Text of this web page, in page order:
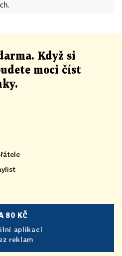
Když si
moci číst
.
80 KČ
aplikací
reklam